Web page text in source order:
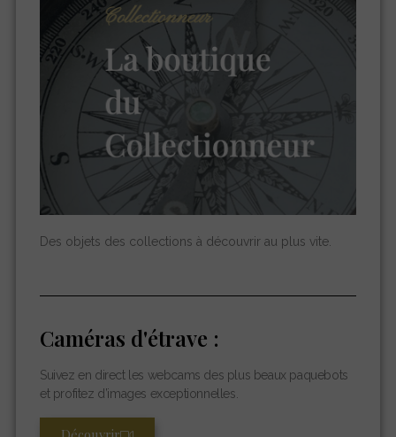
Des objets des collections à découvrir au plus vite.
Caméras d'étrave :
Suivez en direct les webcams des plus beaux paquebots
et profitez d’images exceptionnelles.